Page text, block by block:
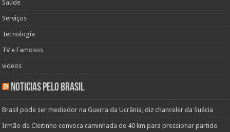
Saúde
Serviços
Tecnologia
TV e Famosos
videos
Noticias pelo Brasil
Brasil pode ser mediador na Guerra da Ucrânia, diz chanceler da Suécia
Irmão de Cleitinho convoca caminhada de 40 km para pressionar partido